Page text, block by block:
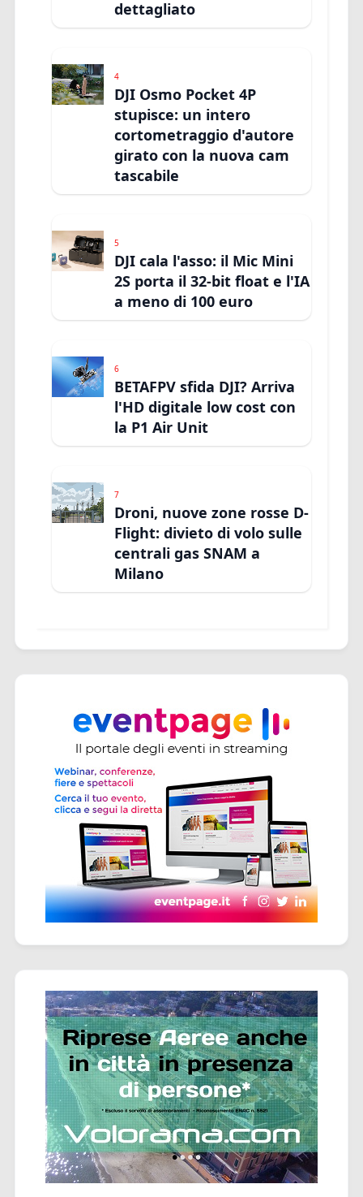
dettagliato
4
DJI Osmo Pocket 4P
stupisce: un intero
cortometraggio d'autore
girato con la nuova cam
tascabile
5
DJI cala l'asso: il Mic Mini
2S porta il 32-bit float e l'IA
a meno di 100 euro
6
BETAFPV sfida DJI? Arriva
l'HD digitale low cost con
la P1 Air Unit
7
Droni, nuove zone rosse D-
Flight: divieto di volo sulle
centrali gas SNAM a
Milano